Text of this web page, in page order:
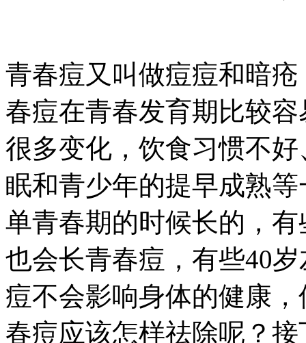
青春痘又叫做痘痘和暗
春痘在青春发育期比较
很多变化，饮食习惯不
眠和青少年的提早成熟
单青春期的时候长的，
也会长青春痘，有些40
痘不会影响身体的健康
春痘应该怎样祛除呢？